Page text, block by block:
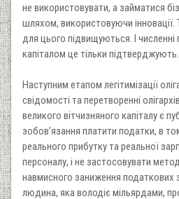
не використовувати, а займатися
шляхом, використовуючи
для цього підвищуються. I численні
капіталом це тільки підтверджують.
Наступним етапом легітимізації
свідомості та перетворенні
великого вітчизняного капіталу є
зобов’язання платити податки, в
реального прибутку та реальної
персоналу, і не застосовувати
навмисного заниження податкових
людина, яка володіє мільярдами,